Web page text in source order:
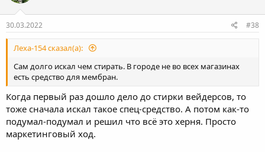
30.03.2022 #38
Леха-154 сказал(а):
Сам долго искал чем стирать. В городе не во всех магазинах
есть средство для мембран.
Когда первый раз дошло дело до стирки вейдерсов, то
тоже сначала искал такое спец-средство. А потом как-то
подумал-подумал и решил что всё это херня. Просто
маркетинговый ход.